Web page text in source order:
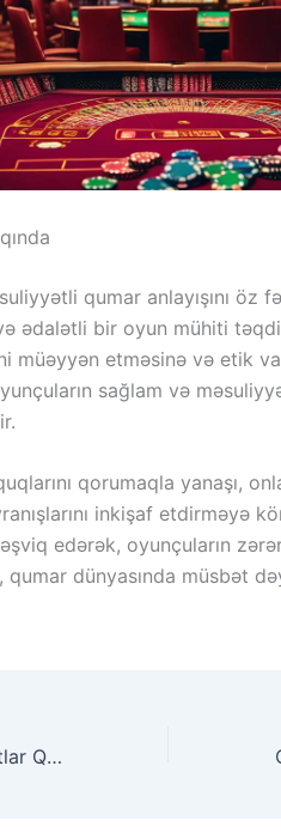
qumar anlayışını öz
ədalətli bir oyun mühiti
müəyyən etməsinə və etik
sağlam və
qorumaqla yanaşı,
inkişaf etdirməyə
edərək, oyunçuların
qumar dünyasında müsbət
Kazino afsonalari va haqiqatlar Qaysi biri to’g’ri